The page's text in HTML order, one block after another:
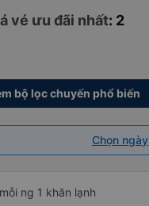
vé ưu đãi nhất: 2
bộ lọc chuyến phổ biến
Chọn ngày
ng 1 khăn lạnh